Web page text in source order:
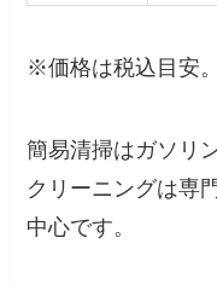
※価格は税込目安
簡易清掃はガソリ
クリーニングは専
中心です。